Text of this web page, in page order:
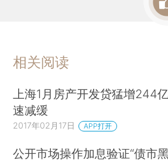
相关阅读
上海1月房产开发贷猛增244
速减缓
2017年02月17日 APP打开
公开市场操作加息验证“债市